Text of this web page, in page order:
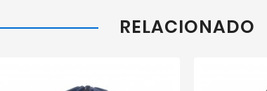
RELACIONADO